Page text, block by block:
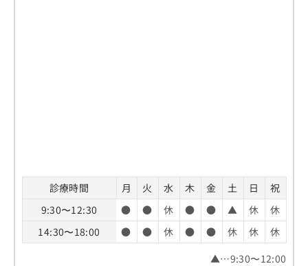
診療時間 月 火 水 木 金 土 日
祝
9:30〜12:30
● ● 休 ● ● ▲ 休
休
14:30〜18:00
● ● 休 ● ● 休 休
休
▲…9:30〜12:00